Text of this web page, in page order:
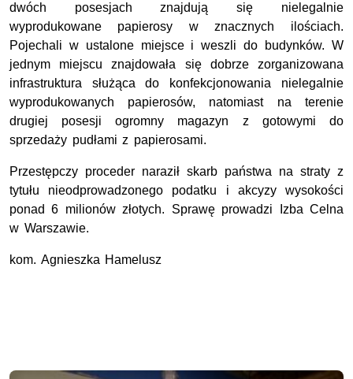
dwóch posesjach znajdują się nielegalnie
wyprodukowane papierosy w znacznych ilościach.
Pojechali w ustalone miejsce i weszli do budynków. W
jednym miejscu znajdowała się dobrze zorganizowana
infrastruktura służąca do konfekcjonowania nielegalnie
wyprodukowanych papierosów, natomiast na terenie
drugiej posesji ogromny magazyn z gotowymi do
sprzedaży pudłami z papierosami.
Przestępczy proceder naraził skarb państwa na straty z
tytułu nieodprowadzonego podatku i akcyzy wysokości
ponad 6 milionów złotych. Sprawę prowadzi Izba Celna
w Warszawie.
kom. Agnieszka Hamelusz